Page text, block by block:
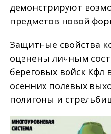
демонстрируют
предметов новой
Защитные свойства
оценены личным
береговых войск Кфл
осенних полевых
полигоны и